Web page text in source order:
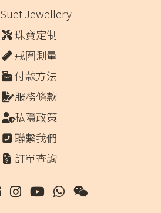
Suet Jewellery
珠寶定制
戒圍測量
付款方法
服務條款
私隱政策
聯繫我們
訂單查詢